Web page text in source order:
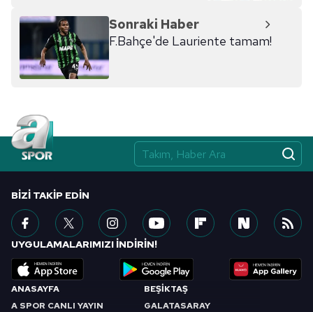
Sonraki Haber
F.Bahçe'de Lauriente tamam!
ANASAYFA
A SPOR CANLI YAYIN
BEŞİKTAŞ
GALATASARAY
BIZI TAKIP EDIN
UYGULAMALARIMIZI İNDİRİN!